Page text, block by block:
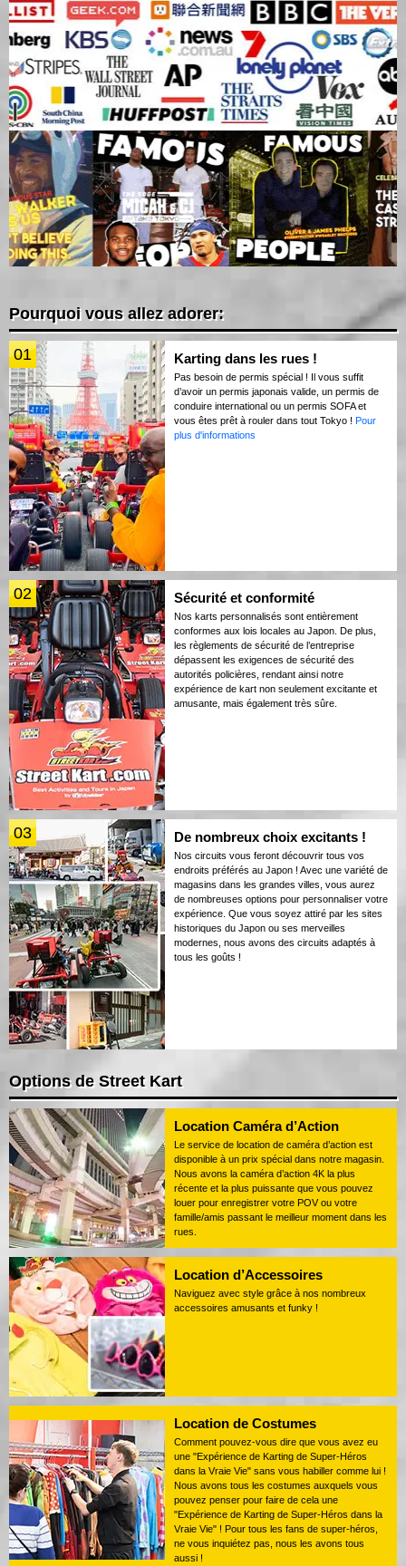
Pourquoi vous allez adorer:
01 Karting dans les rues !
Pas besoin de permis spécial ! Il vous suffit
d’avoir un permis japonais valide, un permis de
conduire international ou un permis SOFA et
vous êtes prêt à rouler dans tout Tokyo ! Pour
plus d'informations
02 Sécurité et conformité
Nos karts personnalisés sont entièrement
conformes aux lois locales au Japon. De plus,
les règlements de sécurité de l’entreprise
dépassent les exigences de sécurité des
autorités policières, rendant ainsi notre
expérience de kart non seulement excitante et
amusante, mais également très sûre.
03 De nombreux choix excitants !
Nos circuits vous feront découvrir tous vos
endroits préférés au Japon ! Avec une variété de
magasins dans les grandes villes, vous aurez
de nombreuses options pour personnaliser votre
expérience. Que vous soyez attiré par les sites
historiques du Japon ou ses merveilles
modernes, nous avons des circuits adaptés à
tous les goûts !
Options de Street Kart
Location Caméra d’Action
Le service de location de caméra d’action est
disponible à un prix spécial dans notre magasin.
Nous avons la caméra d’action 4K la plus
récente et la plus puissante que vous pouvez
louer pour enregistrer votre POV ou votre
famille/amis passant le meilleur moment dans les
rues.
Location d’Accessoires
Naviguez avec style grâce à nos nombreux
accessoires amusants et funky !
Location de Costumes
Comment pouvez-vous dire que vous avez eu
une "Expérience de Karting de Super-Héros
dans la Vraie Vie" sans vous habiller comme lui !
Nous avons tous les costumes auxquels vous
pouvez penser pour faire de cela une
"Expérience de Karting de Super-Héros dans la
Vraie Vie" ! Pour tous les fans de super-héros,
ne vous inquiétez pas, nous les avons tous
aussi !